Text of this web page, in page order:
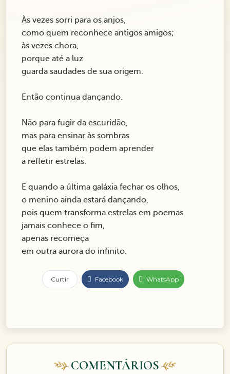
Às vezes sorri para os anjos,
como quem reconhece antigos amigos;
às vezes chora,
porque até a luz
guarda saudades de sua origem.
Então continua dançando.
Não para fugir da escuridão,
mas para ensinar às sombras
que elas também podem aprender
a refletir estrelas.
E quando a última galáxia fechar os olhos,
o menino ainda estará dançando,
pois quem transforma estrelas em poemas
jamais conhece o fim,
apenas recomeça
em outra aurora do infinito.
Curtir Facebook WhatsApp
COMENTÁRIOS